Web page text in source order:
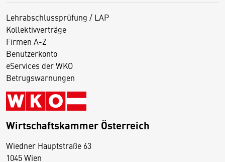
Lehrabschlussprüfung / LAP
Kollektivverträge
Firmen A-Z
Benutzerkonto
eServices der WKO
Betrugswarnungen
Wirtschaftskammer Österreich
Wiedner Hauptstraße 63
1045 Wien
D